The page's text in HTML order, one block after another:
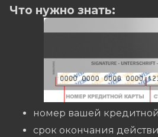
Что нужно знать:
номер вашей
cрок окончания